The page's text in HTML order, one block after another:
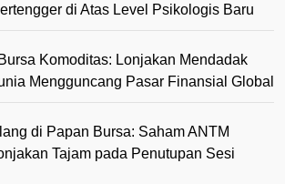
di Atas Level Psikologis Baru
Komoditas: Lonjakan Mendadak
Mengguncang Pasar Finansial Global
di Papan Bursa: Saham ANTM
Tajam pada Penutupan Sesi